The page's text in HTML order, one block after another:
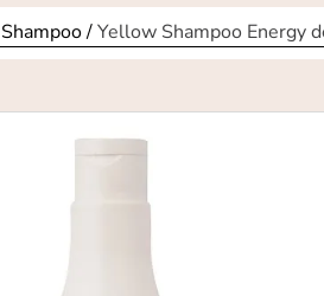
Shampoo Yellow Shampoo Energy